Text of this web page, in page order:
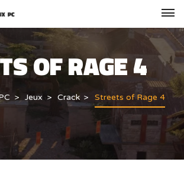
OF RAGE 4
Jeux Crack Streets of Rage 4